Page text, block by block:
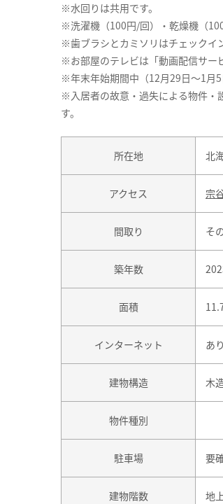
※水回りは共用です。
※洗濯機（100円/回）・乾燥機（
※歯ブラシとカミソリはチェックイ
※お部屋のテレビは「動画配信サー
※年末年始期間中（12月29日～1月5
※入居者の故意・過失による物件・
す。
所在地 北
アクセス 宗
間取り そ
築年数
面積
インターネット あ
建物構造 木
物件種別
駐車場 要
建物階数 地